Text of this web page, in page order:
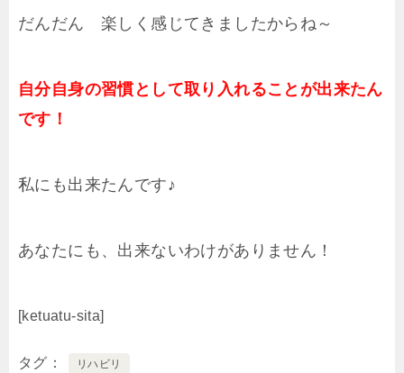
だんだん 楽しく感じてきましたからね～
自分自身の習慣として取り入れることが出来たん
です！
私にも出来たんです♪
あなたにも、出来ないわけがありません！
[ketuatu-sita]
タグ リハビリ